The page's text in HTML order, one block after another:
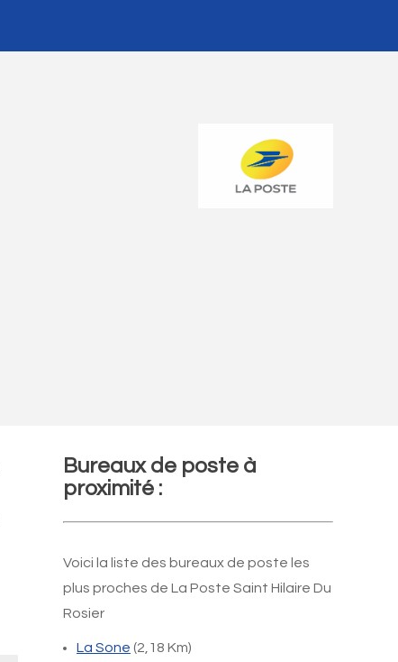
Bureaux de poste à
proximité :
Voici la liste des bureaux de poste les
plus proches de La Poste Saint Hilaire Du
Rosier
La Sone (2,18 Km)